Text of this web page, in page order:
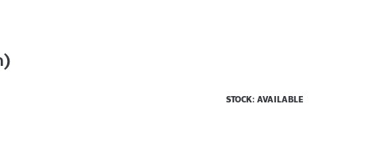
)
STOCK: AVAILABLE